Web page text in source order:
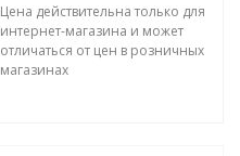
Цена действительна только для
интернет-магазина и может
отличаться от цен в розничных
магазинах